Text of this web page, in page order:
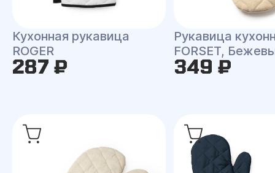
Кухонная рукавица
ROGER
287 ₽
Рукавица
FORSET,
349 ₽